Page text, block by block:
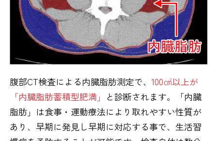
腹部CT検査による内臓脂肪測定で、 100㎠以上が
「内臓脂肪蓄積型肥満」 と診断されます。「内臓
脂肪」は食事・運動療法により取れやすい性質が
あり、早期に発見し早期に対応する事で、生活習